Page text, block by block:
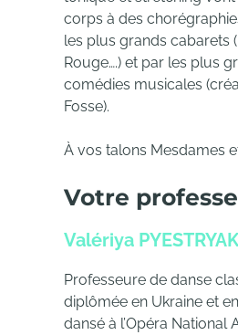
corps à des
les plus grands cabarets
Rouge….) et par les plus
comédies musicales
Fosse).
À vos talons Mesdames
Votre
Valériya
Professeure de danse
diplômée en Ukraine et
dansé à l’Opéra National